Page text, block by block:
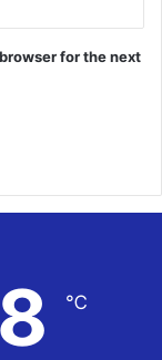
for the next
℃